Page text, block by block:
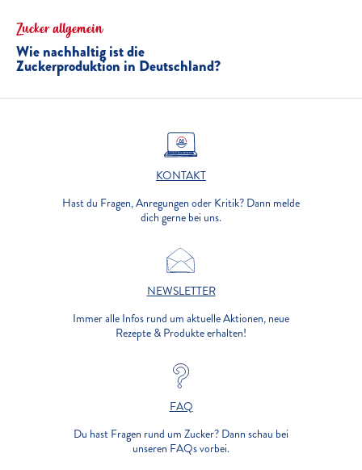
Zucker allgemein
Wie nachhaltig ist die
Zuckerproduktion in Deutschland?
KONTAKT
Hast du Fragen, Anregungen oder Kritik? Dann melde
dich gerne bei uns.
NEWSLETTER
Immer alle Infos rund um aktuelle Aktionen, neue
Rezepte & Produkte erhalten!
FAQ
Du hast Fragen rund um Zucker? Dann schau bei
unseren FAQs vorbei.